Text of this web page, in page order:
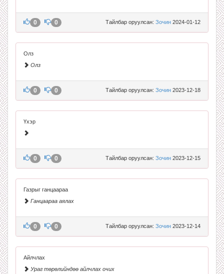
Тайлбар оруулсан: Зочин 2024-01-12
0 0
Олз
Олз
Тайлбар оруулсан: Зочин 2023-12-18
0 0
Үхэр
Тайлбар оруулсан: Зочин 2023-12-15
0 0
Газрыг ганцаараа
Ганцаараа аялах
Тайлбар оруулсан: Зочин 2023-12-14
0 0
Айлчлах
Ураг төрөлийндөө айлчлах очих